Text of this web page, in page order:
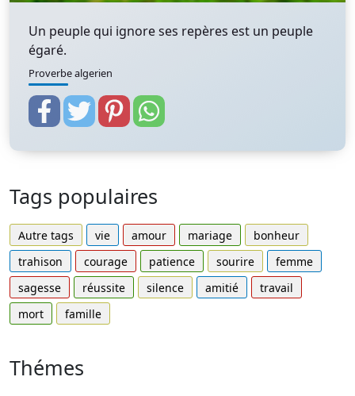
Un peuple qui ignore ses repères est un peuple
égaré.
Proverbe algerien
Tags populaires
Autre tags vie amour mariage
bonheur
trahison
courage patience sourire
femme
sagesse
réussite silence amitié
travail
mort
famille
Thémes